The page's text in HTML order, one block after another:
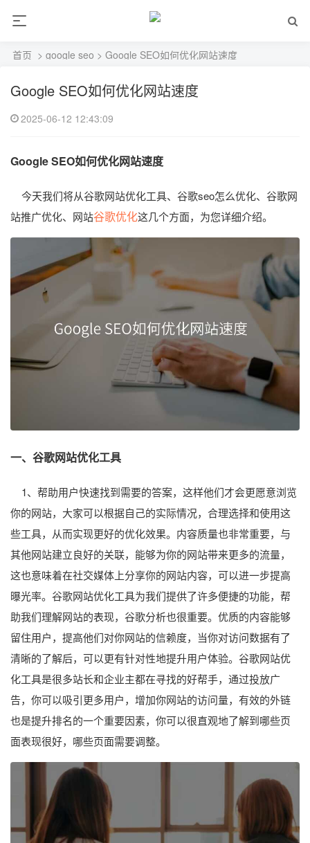
首页 > google seo > Google SEO如何优化网站速度
Google SEO如何优化网站速度
2025-06-12 12:43:09
Google SEO如何优化网站速度
今天我们将从谷歌网站优化工具、谷歌seo怎么优化、谷歌网
站推广优化、网站谷歌优化这几个方面，为您详细介绍。
一、谷歌网站优化工具
1、帮助用户快速找到需要的答案，这样他们才会更愿意浏览
你的网站，大家可以根据自己的实际情况，合理选择和使用这
些工具，从而实现更好的优化效果。内容质量也非常重要，与
其他网站建立良好的关联，能够为你的网站带来更多的流量，
这也意味着在社交媒体上分享你的网站内容，可以进一步提高
曝光率。谷歌网站优化工具为我们提供了许多便捷的功能，帮
助我们理解网站的表现，谷歌分析也很重要。优质的内容能够
留住用户，提高他们对你网站的信赖度，当你对访问数据有了
清晰的了解后，可以更有针对性地提升用户体验。谷歌网站优
化工具是很多站长和企业主都在寻找的好帮手，通过投放广
告，你可以吸引更多用户，增加你网站的访问量，有效的外链
也是提升排名的一个重要因素，你可以很直观地了解到哪些页
面表现很好，哪些页面需要调整。